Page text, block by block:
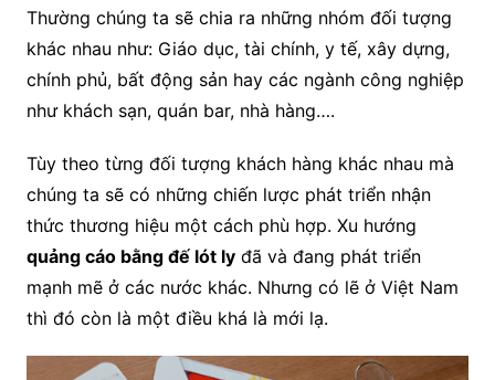
Thường chúng ta sẽ chia ra những nhóm đối tượng
khác nhau như: Giáo dục, tài chính, y tế, xây dựng,
chính phủ, bất động sản hay các ngành công nghiệp
như khách sạn, quán bar, nhà hàng….
Tùy theo từng đối tượng khách hàng khác nhau mà
chúng ta sẽ có những chiến lược phát triển nhận
thức thương hiệu một cách phù hợp. Xu hướng
quảng cáo bằng đế lót lyđã và đang phát triển
mạnh mẽ ở các nước khác. Nhưng có lẽ ở Việt Nam
thì đó còn là một điều khá là mới lạ.